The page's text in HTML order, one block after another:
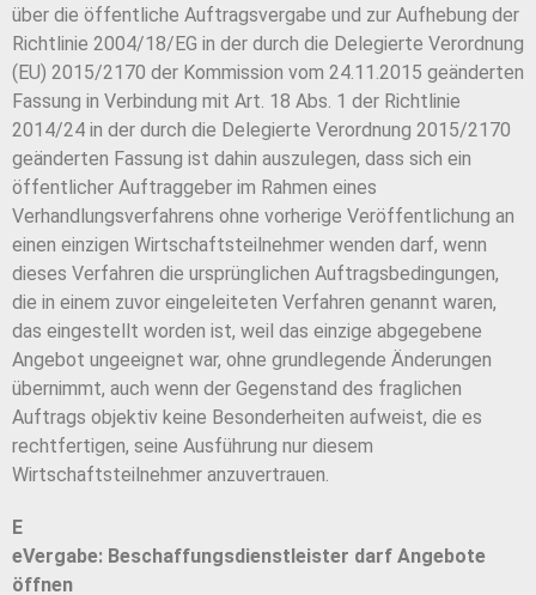
über die öffentliche Auftragsvergabe und zur Aufhebung der
Richtlinie 2004/18/EG in der durch die Delegierte Verordnung
(EU) 2015/2170 der Kommission vom 24.11.2015 geänderten
Fassung in Verbindung mit Art. 18 Abs. 1 der Richtlinie
2014/24 in der durch die Delegierte Verordnung 2015/2170
geänderten Fassung ist dahin auszulegen, dass sich ein
öffentlicher Auftraggeber im Rahmen eines
Verhandlungsverfahrens ohne vorherige Veröffentlichung an
einen einzigen Wirtschaftsteilnehmer wenden darf, wenn
dieses Verfahren die ursprünglichen Auftragsbedingungen,
die in einem zuvor eingeleiteten Verfahren genannt waren,
das eingestellt worden ist, weil das einzige abgegebene
Angebot ungeeignet war, ohne grundlegende Änderungen
übernimmt, auch wenn der Gegenstand des fraglichen
Auftrags objektiv keine Besonderheiten aufweist, die es
rechtfertigen, seine Ausführung nur diesem
Wirtschaftsteilnehmer anzuvertrauen.
E
eVergabe: Beschaffungsdienstleister darf Angebote
öffnen